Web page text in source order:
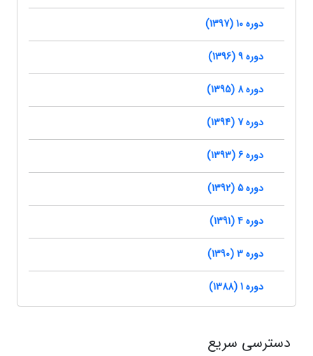
دوره 10 (1397)
دوره 9 (1396)
دوره 8 (1395)
دوره 7 (1394)
دوره 6 (1393)
دوره 5 (1392)
دوره 4 (1391)
دوره 3 (1390)
دوره 1 (1388)
دسترسی سریع